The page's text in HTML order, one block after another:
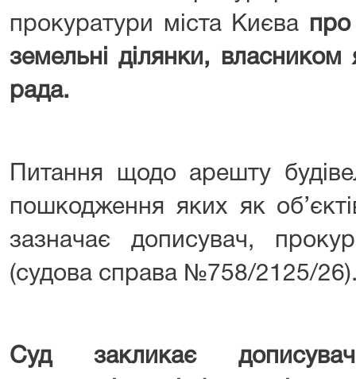
прокуратури міста Києва
земельні ділянки, власником
рада.
Питання щодо арешту
пошкодження яких як
зазначає дописувач,
(судова справа №758/2125/
Суд закликає